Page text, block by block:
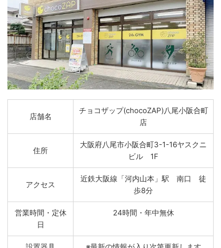
店舗名
チョコザップ(chocoZAP)八尾小阪合町
店
住所
大阪府八尾市小阪合町3-1-16ヤスクニ
ビル 1F
アクセス
近鉄大阪線「河内山本」駅 南口 徒
歩8分
営業時間・定休
日
24時間・年中無休